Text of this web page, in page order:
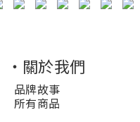
・關於我們
品牌故事
所有商品